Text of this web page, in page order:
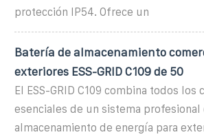
protección IP54. Ofrece un
Batería de almacenamiento
exteriores ESS-GRID C109 de 50
El ESS-GRID C109 combina todos los
esenciales de un sistema profesional
almacenamiento de energía para